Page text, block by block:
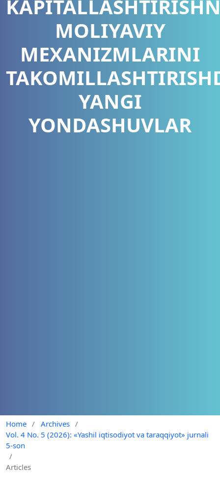
MOLIYAVIY
MEXANIZMLARINI
YANGI
YONDASHUVLAR
Home / Archives /
Vol. 4 No. 5 (2026): «Yashil iqtisodiyot va taraqqiyot» jurnali
5-son
/
Articles